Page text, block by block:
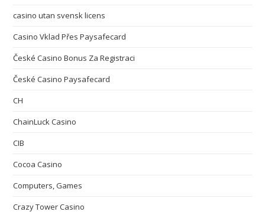
casino utan svensk licens
Casino Vklad Přes Paysafecard
České Casino Bonus Za Registraci
České Casino Paysafecard
CH
ChainLuck Casino
CIB
Cocoa Casino
Computers, Games
Crazy Tower Сasino